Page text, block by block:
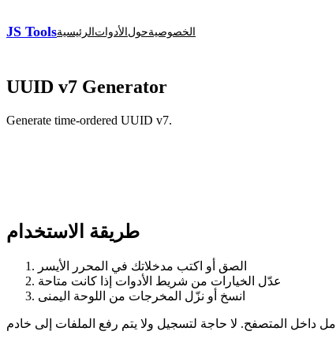
JS Toolsالرئيسية الأدوات حولالخصوصية
UUID v7 Generator
Generate time-ordered UUID v7.
طريقة الاستخدام
الصق أو اكتب مدخلاتك في المحرر الأيسر
عدّل الخيارات من شريط الأدوات إذا كانت متاحة
انسخ أو نزّل المخرجات من اللوحة اليمنى